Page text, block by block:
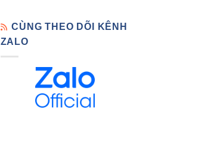
CÙNG THEO DÕI KÊNH
ZALO